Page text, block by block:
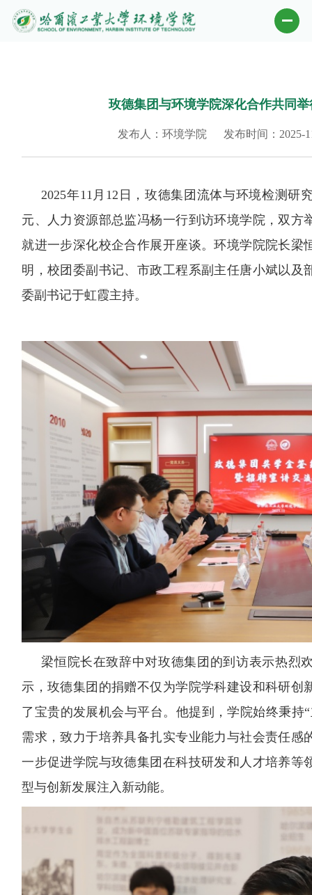
玫德集团与环境学院深化合作共同
发布人：环境学院 发布时间：2025-
2025年11 月 12 日，玫德集团流体与环境检测研
元、人力资源部总监冯杨一行到访环境学院，双方
就进一步深化校企合作展开座谈。环境学院院长梁
明，校团委副书记、市政工程系副主任唐小斌以及
委副书记于虹霞主持。
梁恒院长在致辞中对玫德集团的到访表示热烈
示，玫德集团的捐赠不仅为学院学科建设和科研创
了宝贵的发展机会与平台。他提到，学院始终秉持
需求，致力于培养具备扎实专业能力与社会责任感
一步促进学院与玫德集团在科技研发和人才培养等
型与创新发展注入新动能。